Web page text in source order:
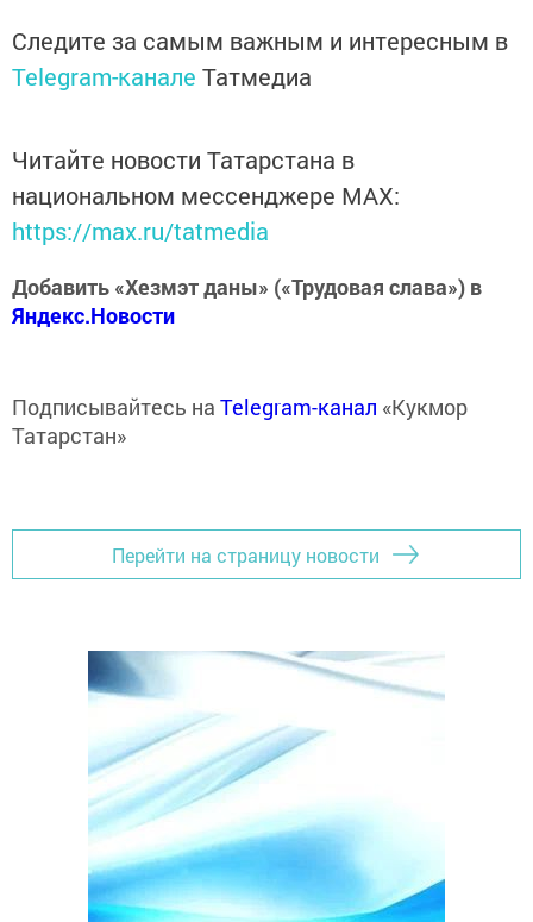
Следите за самым важным и интересным в
Telegram-канале Татмедиа
Читайте новости Татарстана в
национальном мессенджере MАХ:
https://max.ru/tatmedia
Добавить «Хезмэт даны» («Трудовая слава») в
Яндекс.Новости
Подписывайтесь на Telegram-канал «Кукмор
Татарстан»
Перейти на страницу новости